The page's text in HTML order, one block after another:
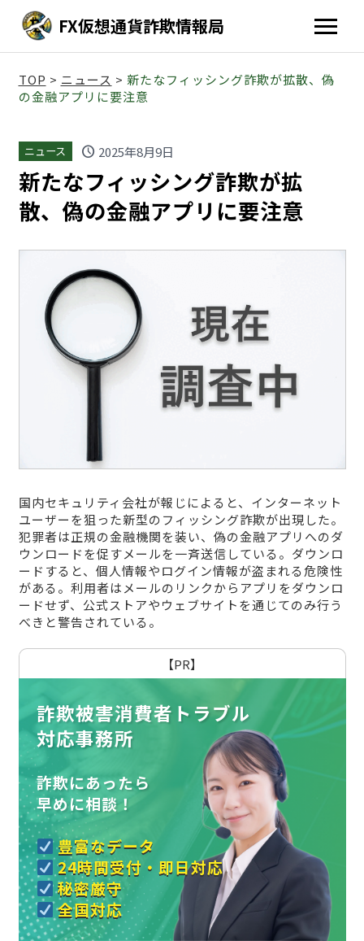
FX仮想通貨詐欺情報局
TOP > ニュース > 新たなフィッシング詐欺が拡散、偽
の金融アプリに要注意
ニュース schedule 2025年8月9日
新たなフィッシング詐欺が拡
散、偽の金融アプリに要注意
国内セキュリティ会社が報じによると、インターネット
ユーザーを狙った新型のフィッシング詐欺が出現した。
犯罪者は正規の金融機関を装い、偽の金融アプリへのダ
ウンロードを促すメールを一斉送信している。ダウンロ
ードすると、個人情報やログイン情報が盗まれる危険性
がある。利用者はメールのリンクからアプリをダウンロ
ードせず、公式ストアやウェブサイトを通じてのみ行う
べきと警告されている。
【PR】
詐欺被害消費者トラブル
対応事務所
詐欺にあったら
早めに相談！
豊富なデータ
24時間受付・即日対応
秘密厳守
全国対応